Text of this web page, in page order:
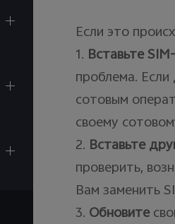
Если это
1. ВставьтеSIM
проблема.
сотовым
своему
2. Вставьте
проверить,
Вам заменить
3. Обновите